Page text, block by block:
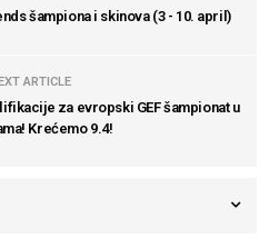
šampiona i skinova (3 - 10. april)
ARTICLE
za evropski GEF šampionat u
Krećemo 9.4!